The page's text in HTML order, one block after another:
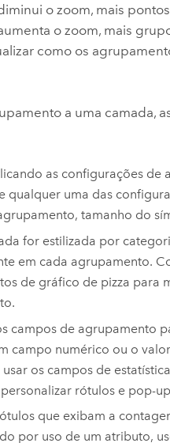
o zoom, mais
o zoom, mais
como os
a uma camada,
as configurações de
qualquer uma das
tamanho do
for estilizada por
em cada agrupamento.
de gráfico de pizza para
campos de agrupamento
campo numérico ou o
os campos de
rótulos e pop-
que exibam a
por uso de um atributo,